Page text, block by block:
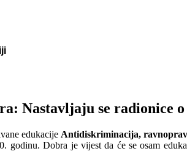
Nastavljaju se radionice
edukacije Antidiskriminacija,
godinu. Dobra je vijest da će se osam